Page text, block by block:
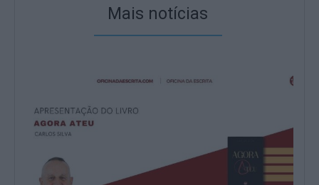
Mais notícias